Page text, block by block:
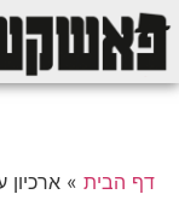
דף הבית » ארכיון